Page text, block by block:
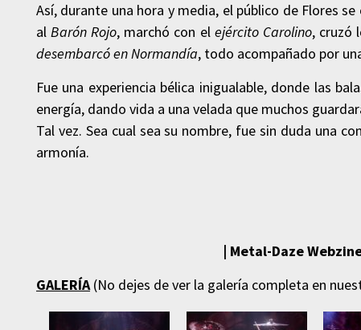
Así, durante una hora y media, el público de Flores
alBarón Rojo, marchó con el ejército Carolino, cruzó
desembarcó en Normandía, todo acompañado por
Fue una experiencia bélica inigualable, donde las
energía, dando vida a una velada que muchos
Tal vez. Sea cual sea su nombre, fue sin duda una
armonía.
| Metal-Daze
GALERÍA(No dejes de ver la galería completa en